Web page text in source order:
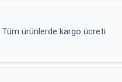
Tüm ürünlerde kargo ücreti